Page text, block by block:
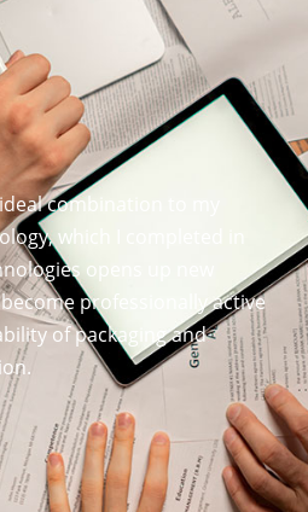
to everyone, and wish
studies!